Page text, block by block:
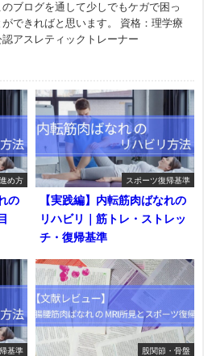
ブログを通して少しでもケガで困っ
できればと思います。 資格：理学療
アスレティックトレーナー
め方
の
スポーツ復帰基準
【実践編】内転筋肉ばなれの
リハビリ｜筋トレ・ストレッ
チ・復帰基準
基準 股関節・骨盤